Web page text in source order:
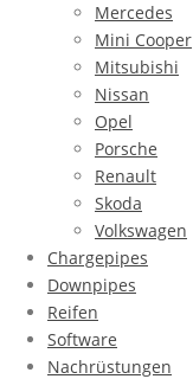
Mercedes
Mini Cooper
Mitsubishi
Nissan
Opel
Porsche
Renault
Skoda
Volkswagen
Chargepipes
Downpipes
Reifen
Software
Nachrüstungen